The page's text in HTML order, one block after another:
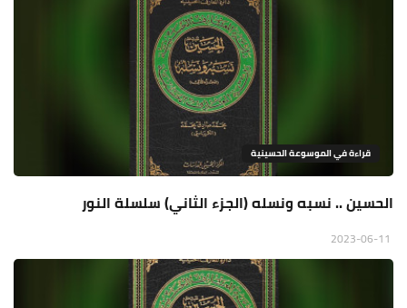
قراءة في الموسوعة الحسينية
الحسين .. نسبه ونسله (الجزء الثاني) سلسلة النور